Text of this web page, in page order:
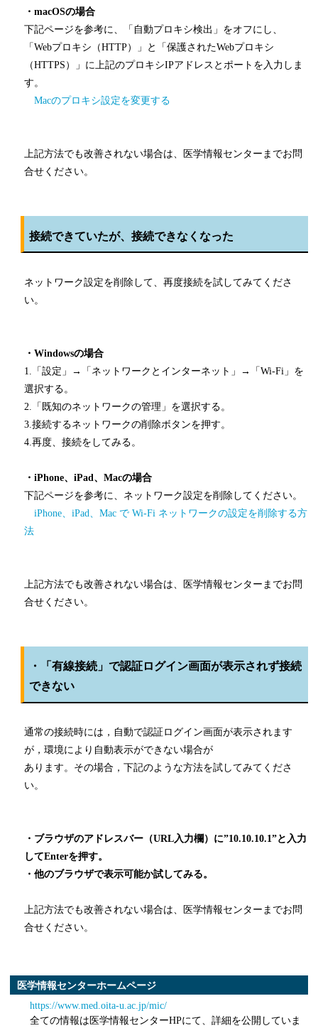
・macOSの場合
下記ページを参考に、「自動プロキシ検出」をオフにし、
「Webプロキシ（HTTP）」と「保護されたWebプロキシ
（HTTPS）」に上記のプロキシIPアドレスとポートを入力しま
す。
Macのプロキシ設定を変更する
上記方法でも改善されない場合は、医学情報センターまでお問
合せください。
接続できていたが、接続できなくなった
ネットワーク設定を削除して、再度接続を試してみてくださ
い。
・Windowsの場合
1.「設定」→「ネットワークとインターネット」→「Wi-Fi」を
選択する。
2.「既知のネットワークの管理」を選択する。
3.接続するネットワークの削除ボタンを押す。
4.再度、接続をしてみる。
・iPhone、iPad、Macの場合
下記ページを参考に、ネットワーク設定を削除してください。
iPhone、iPad、Mac で Wi-Fi ネットワークの設定を削除する方
法
上記方法でも改善されない場合は、医学情報センターまでお問
合せください。
・「有線接続」で認証ログイン画面が表示されず接続
できない
通常の接続時には，自動で認証ログイン画面が表示されます
が，環境により自動表示ができない場合が
あります。その場合，下記のような方法を試してみてくださ
い。
・ブラウザのアドレスバー（URL入力欄）に”10.10.10.1”と入力
してEnterを押す。
・他のブラウザで表示可能か試してみる。
上記方法でも改善されない場合は、医学情報センターまでお問
合せください。
医学情報センターホームページ
https://www.med.oita-u.ac.jp/mic/
全ての情報は医学情報センターHPにて、詳細を公開していま